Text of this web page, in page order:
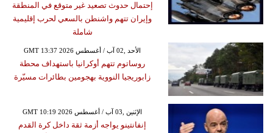
إحتمال حدوث تصعيد غير متوقع في المنطقة
وإيران تتهم واشنطن بالسعي لحرب إقليمية
شاملة
GMT 13:37 2026 الأحد ,02 آب / أغسطس
روساتوم تتهم أوكرانيا باستهداف محطة
زابوريجيا النووية بهجومين بطائرات مسيّرة
GMT 10:19 2026 الإثنين ,03 آب / أغسطس
إنفانتينو يواجه أزمة ثقة داخل كرة القدم